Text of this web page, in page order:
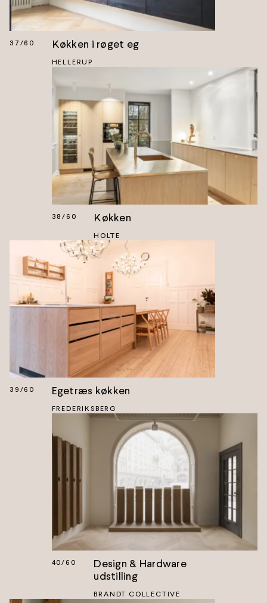
37 /60 Køkken i røget eg
HELLERUP
38/60 Køkken
HOLTE
39 /60 Egetræs køkken
FREDERIKSBERG
40/60
Design & Hardware
udstilling
BRANDT COLLECTIVE